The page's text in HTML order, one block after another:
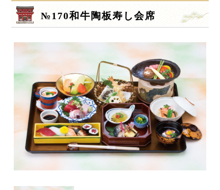
価格から選ぶ
~999円
3,000~3999円
4,000~7999円
8,000円~
食材から選ぶ
お肉メイン弁当
№170和牛陶板寿し会席